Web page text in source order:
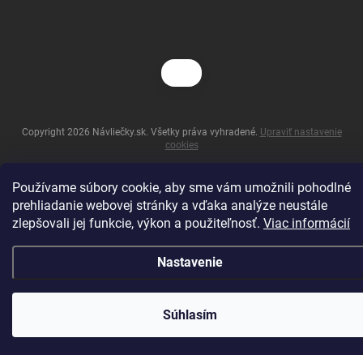
Používame súbory cookie, aby sme vám umožnili pohodlné
prehliadanie webovej stránky a vďaka analýze neustále
zlepšovali jej funkcie, výkon a použiteľnosť. Viac informácií
Nastavenie
Súhlasím
Copyright 2026 Návliečky.sk. Všetky práva vyhradené. Upraviť nastavenie
cookies